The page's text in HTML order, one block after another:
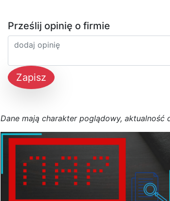
Prześlij opinię o firmie
Zapisz
Dane mają charakter poglądowy, aktualność